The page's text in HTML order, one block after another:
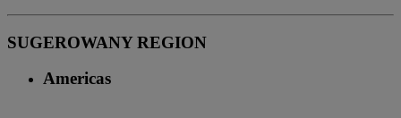
SUGEROWANY REGION
Americas